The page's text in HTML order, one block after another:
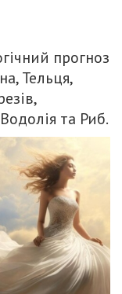
прогноз
Тельця,
та Риб.